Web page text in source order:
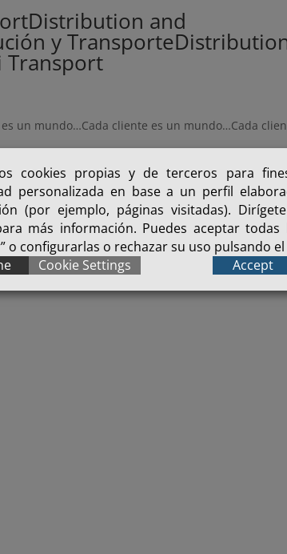
Distribution and
y Transporte
Transport
un mundo…Cada cliente es un mundo…Cada
cookies propias y de terceros para
personalizada en base a un perfil
(por ejemplo, páginas visitadas).
más información. Puedes aceptar
o configurarlas o rechazar su uso pulsando
Cookie Settings Accept